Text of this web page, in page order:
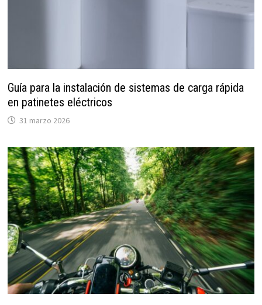
Guía para la instalación de sistemas de carga rápida
en patinetes eléctricos
31 marzo 2026